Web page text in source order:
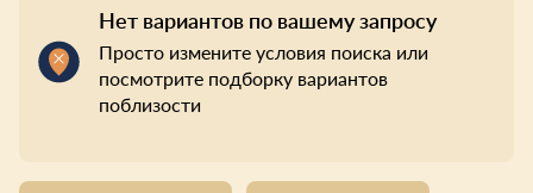
Нет вариантов по вашему запросу
Просто измените условия поиска или
посмотрите подборку вариантов
поблизости